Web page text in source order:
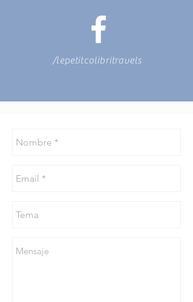
/lepetitcolibritravels